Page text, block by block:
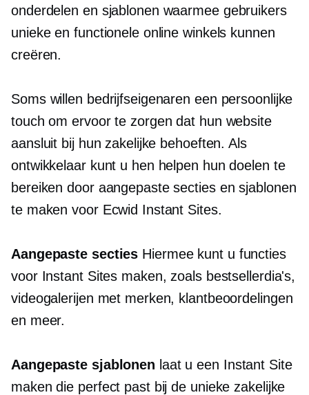
onderdelen en sjablonen waarmee gebruikers
unieke en functionele online winkels kunnen
creëren.
Soms willen bedrijfseigenaren een persoonlijke
touch om ervoor te zorgen dat hun website
aansluit bij hun zakelijke behoeften. Als
ontwikkelaar kunt u hen helpen hun doelen te
bereiken door aangepaste secties en sjablonen
te maken voor Ecwid Instant Sites.
Aangepaste secties Hiermee kunt u functies
voor Instant Sites maken, zoals bestsellerdia's,
videogalerijen met merken, klantbeoordelingen
en meer.
Aangepaste sjablonen laat u een Instant Site
maken die perfect past bij de unieke zakelijke